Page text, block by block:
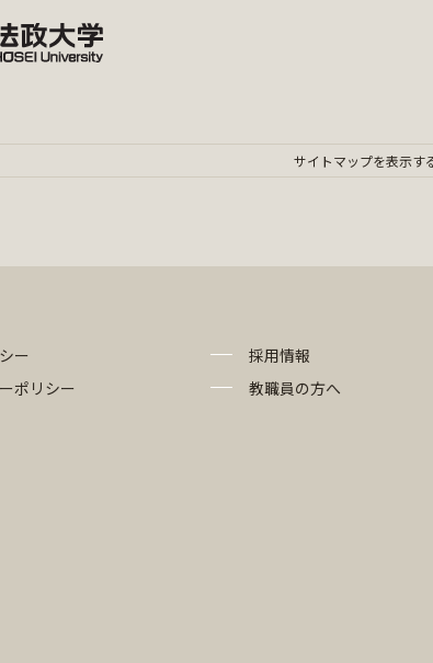
ー
ポリシー
採用情報
教職員の方へ